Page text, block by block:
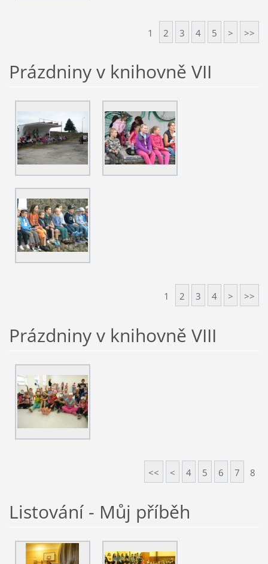
1 2 3 4 5 > >>
Prázdniny v knihovně VII
1 2 3 4 > >>
Prázdniny v knihovně VIII
<< < 4 5 6 7 8
Listování - Můj příběh